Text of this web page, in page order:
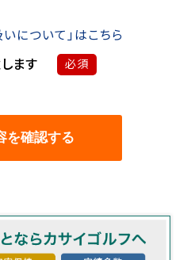
について」はこちら
ます 必須